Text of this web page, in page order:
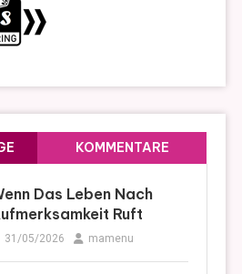
KOMMENTARE
Das Leben Nach
Ruft
31/05/2026 mamenu